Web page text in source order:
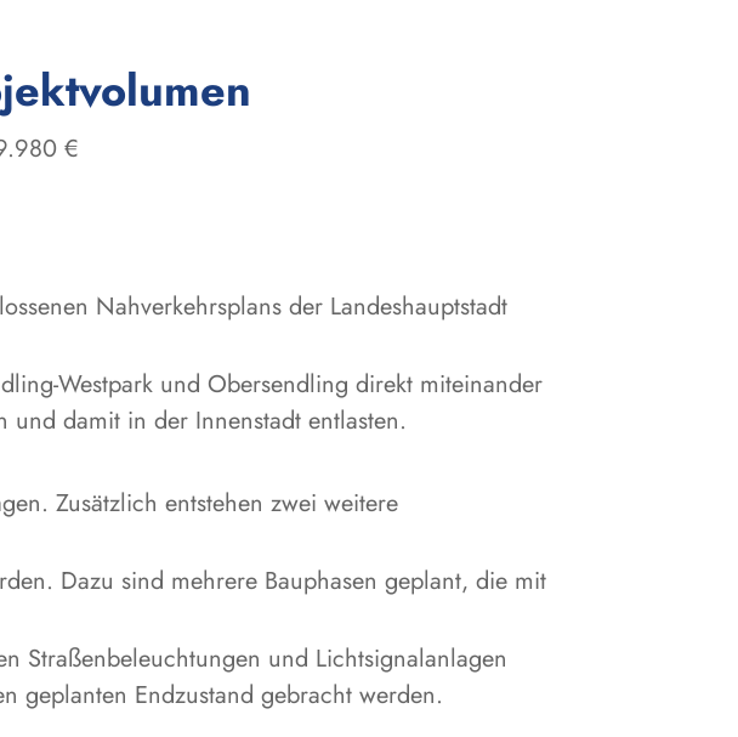
€
Nahverkehrsplans der Landeshauptstadt
Westpark und Obersendling direkt miteinander
und damit in der Innenstadt entlasten.
Zusätzlich entstehen zwei weitere
Dazu sind mehrere Bauphasen geplant, die mit
Straßenbeleuchtungen und Lichtsignalanlagen
geplanten Endzustand gebracht werden.